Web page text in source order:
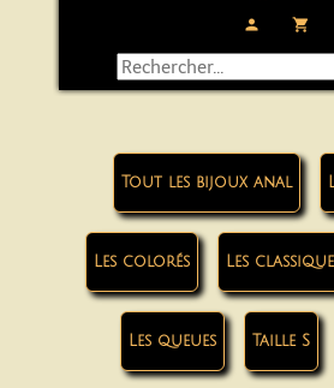
person local_grocery_store
Tout les bijoux anal
Les colorés Les
Les queues Taille S